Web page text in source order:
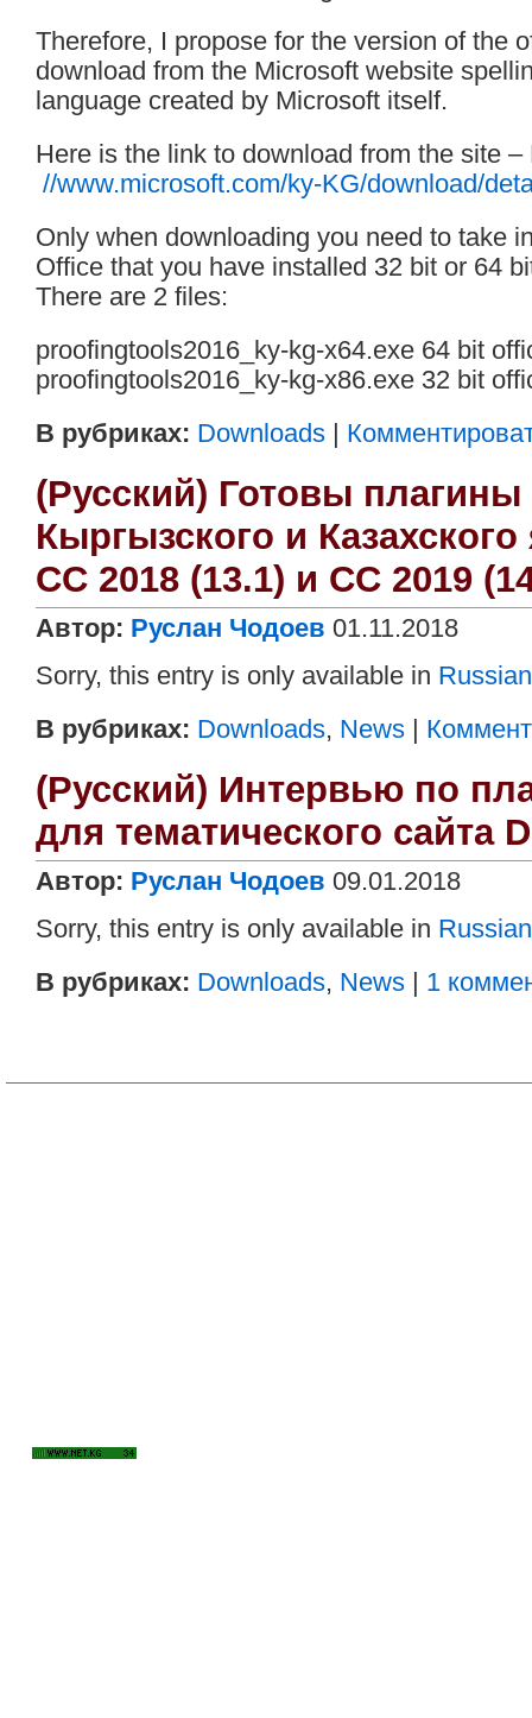
Therefore, I propose for the version of the
download from the Microsoft website
language created by Microsoft itself.
Here is the link to download from the site –
//www.microsoft.com/ky-KG/download/
Only when downloading you need to take
Office that you have installed 32 bit or 64
There are 2 files:
proofingtools2016_ky-kg-x64.exe 64 bit
proofingtools2016_ky-kg-x86.exe 32 bit
В рубриках: Downloads
(Русский) Готовы плагины
Кыргызского и
CC 2018 (13.1) и CC 2019
Автор: Руслан Чодоев 01.11.2018
Sorry, this entry is only available in Russian
В рубриках: Downloads, News
(Русский) Интервью по
для тематического сайта
Автор: Руслан Чодоев 09.01.2018
Sorry, this entry is only available in Russian
В рубриках: Downloads, News 1